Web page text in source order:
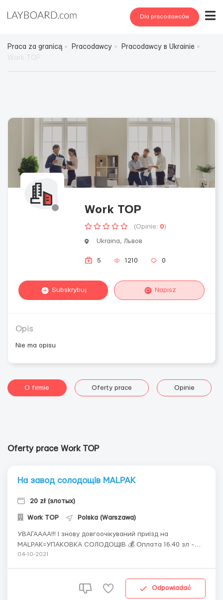
Dla pracodawców
Praca za granicą Pracodawcy
Pracodawcy в Ukrainie
Work TOP
(Opinie: 0)
Ukraina, Львов
5 1210 0
Subskrybuj Napisz
Opis
Nie ma opisu
O firmie Oferty prace Opinie
Oferty prace Work TOP
На завод солодощів MALPAK
20 zł (злотых)
Work TOP Polska (Warszawa)
УВАГАААА!!! І знову довгоочікуваний приїзд на
MALPAK=УПАКОВКА СОЛОДОЩІВ 💰 Оплата 16.40 зл -
без сертифікату 20.50 зл - з сертифікатом 📍 - Жінки до
цукерок та печеньок (РОБОТА ...
04-10-2021
Odpowiadać